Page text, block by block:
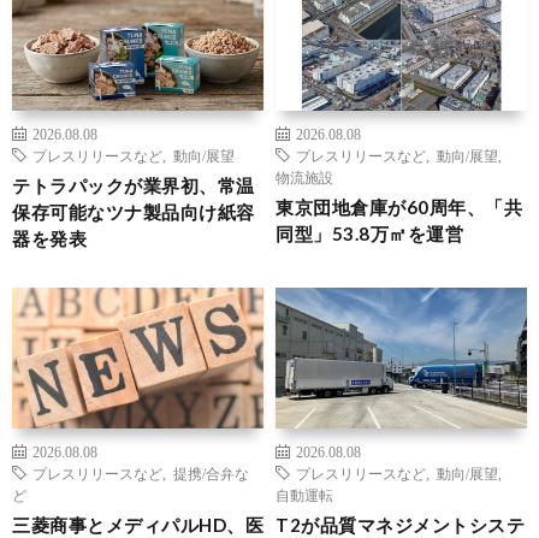
2026.08.08
プレスリリースなど
動向/展望
テトラパックが業界初、常温
保存可能なツナ製品向け紙容
器を発表
2026.08.08
プレスリリースなど
動向/展望
物流施設
東京団地倉庫が60周年、「共
同型」53.8万㎡を運営
2026.08.08
プレスリリースなど
提携/合弁な
ど
三菱商事とメディパルHD、医
2026.08.08
プレスリリースなど
動向/展望
自動運転
T2が品質マネジメントシステ